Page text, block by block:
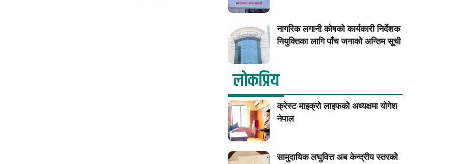
नागरिक लगानी कोषको कार्यकारी निर्देशक
नियुक्तिका लागि पाँच जनाको अन्तिम सूची
लाेकप्रिय
क्रेस्ट माइक्रो लाइफको अध्यक्षमा योगेश
नेपाल
सामुदायिक लघुवित्त अब केन्द्रीय स्तरको